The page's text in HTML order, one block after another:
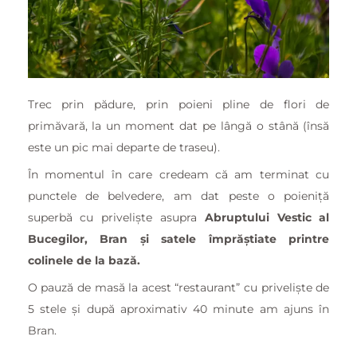
Trec prin pădure, prin poieni pline de flori de
primăvară, la un moment dat pe lângă o stână (însă
este un pic mai departe de traseu).
În momentul în care credeam că am terminat cu
punctele de belvedere, am dat peste o poieniță
superbă cu priveliște asupra Abruptului Vestic al
Bucegilor, Bran și satele împrăștiate printre
colinele de la bază.
O pauză de masă la acest “restaurant” cu priveliște de
5 stele și după aproximativ 40 minute am ajuns în
Bran.